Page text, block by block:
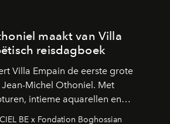
maakt van Villa
reisdagboek
Villa Empain de eerste grote
Michel Othoniel. Met
intieme aquarellen en
creëert de Franse kunstenaar
BE x Fondation Boghossian